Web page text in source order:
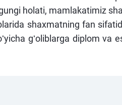
holati, mamlakatimiz
shaxmatning fan
gʻoliblarga diplom va